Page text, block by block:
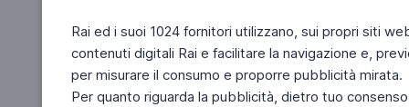
Rai ed i suoi 1024 fornitori utilizzano, sui propri siti
contenuti digitali Rai e facilitare la navigazione e,
per misurare il consumo e proporre pubblicità mirata.
Per quanto riguarda la pubblicità, dietro tuo